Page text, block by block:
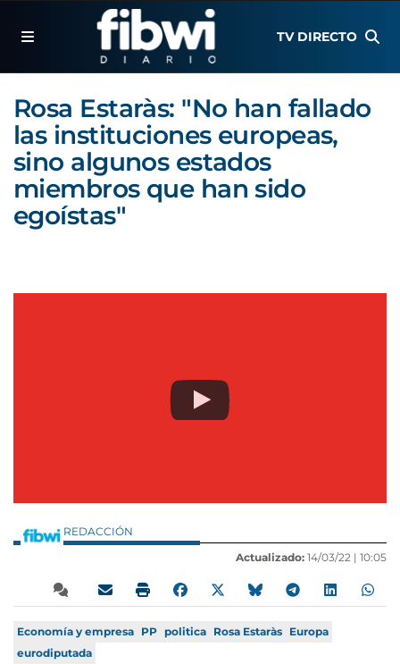
TV DIRECTO
Rosa Estaràs: "No han fallado
las instituciones europeas,
sino algunos estados
miembros que han sido
egoístas"
REDACCIÓN
Actualizado: 14/03/22 | 10:05
Economía y empresa PP politica Rosa Estaràs Europa
eurodiputada